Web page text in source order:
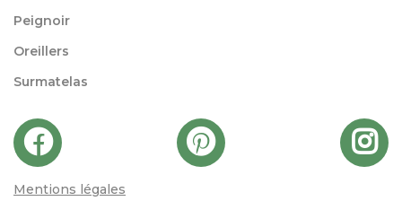
Peignoir
Oreillers
Surmatelas
Mentions légales